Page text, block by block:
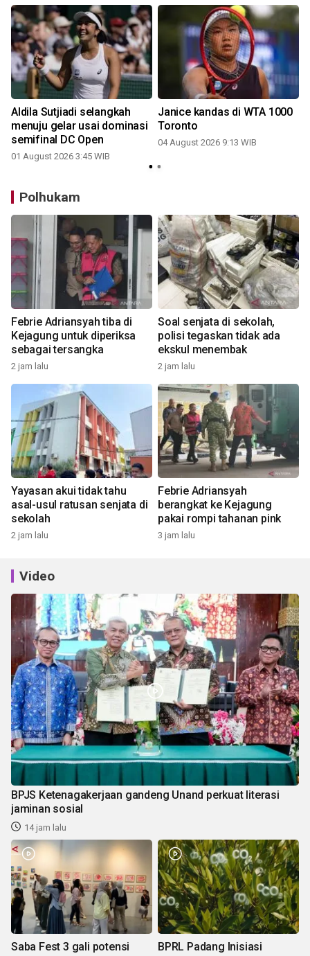
Aldila Sutjiadi selangkah
menuju gelar usai dominasi
semifinal DC Open
01 August 2026 3:45 WIB
Janice kandas di WTA 1000
Toronto
04 August 2026 9:13 WIB
Polhukam
Febrie Adriansyah tiba di
Kejagung untuk diperiksa
sebagai tersangka
2 jam lalu
Soal senjata di sekolah,
polisi tegaskan tidak ada
ekskul menembak
2 jam lalu
Yayasan akui tidak tahu
asal-usul ratusan senjata di
sekolah
2 jam lalu
Febrie Adriansyah
berangkat ke Kejagung
pakai rompi tahanan pink
3 jam lalu
Video
BPJS Ketenagakerjaan gandeng Unand perkuat literasi
jaminan sosial
14 jam lalu
Saba Fest 3 gali potensi
BPRL Padang Inisiasi